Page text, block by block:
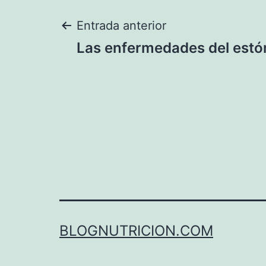
Navegación
Entrada anterior
Las enfermedades del
BLOGNUTRICION.COM